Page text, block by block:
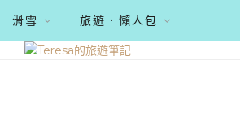
滑雪 旅遊．懶人包